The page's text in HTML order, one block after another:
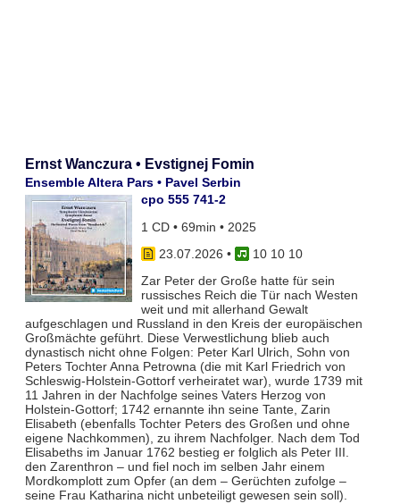
Ernst Wanczura • Evstignej Fomin
Ensemble Altera Pars • Pavel Serbin
cpo 555 741-2
1 CD • 69min • 2025
23.07.2026 •
10 10 10
Zar Peter der Große hatte für sein
russisches Reich die Tür nach Westen
weit und mit allerhand Gewalt
aufgeschlagen und Russland in den Kreis der europäischen
Großmächte geführt. Diese Verwestlichung blieb auch
dynastisch nicht ohne Folgen: Peter Karl Ulrich, Sohn von
Peters Tochter Anna Petrowna (die mit Karl Friedrich von
Schleswig-Holstein-Gottorf verheiratet war), wurde 1739 mit
11 Jahren in der Nachfolge seines Vaters Herzog von
Holstein-Gottorf; 1742 ernannte ihn seine Tante, Zarin
Elisabeth (ebenfalls Tochter Peters des Großen und ohne
eigene Nachkommen), zu ihrem Nachfolger. Nach dem Tod
Elisabeths im Januar 1762 bestieg er folglich als Peter III.
den Zarenthron – und fiel noch im selben Jahr einem
Mordkomplott zum Opfer (an dem – Gerüchten zufolge –
seine Frau Katharina nicht unbeteiligt gewesen sein soll).